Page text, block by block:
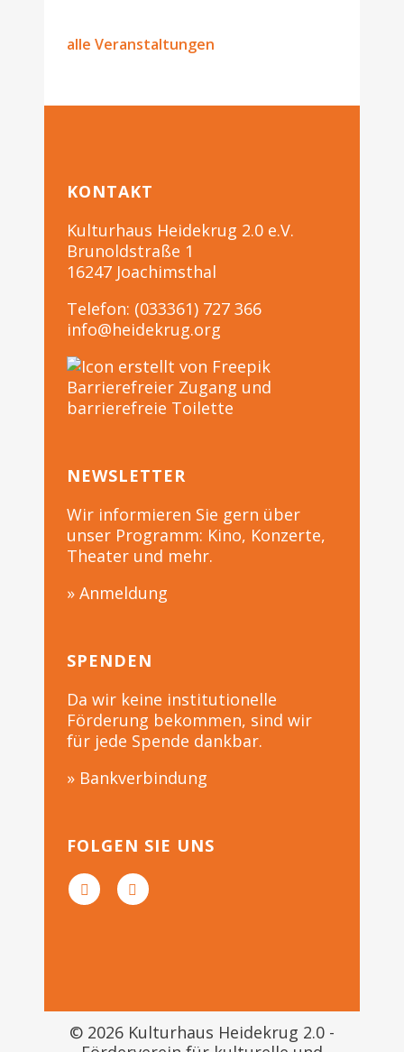
alle Veranstaltungen
KONTAKT
Kulturhaus Heidekrug 2.0 e.V.
Brunoldstraße 1
16247 Joachimsthal
Telefon: (033361) 727 366
info@heidekrug.org
Barrierefreier Zugang und
barrierefreie Toilette
NEWSLETTER
Wir informieren Sie gern über
unser Programm: Kino, Konzerte,
Theater und mehr.
» Anmeldung
SPENDEN
Da wir keine institutionelle
Förderung bekommen, sind wir
für jede Spende dankbar.
» Bankverbindung
FOLGEN SIE UNS
© 2026 Kulturhaus Heidekrug 2.0 -